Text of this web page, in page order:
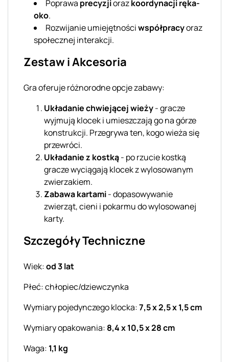
Poprawa precyzjiorazkoordynacji ręka-
oko.
Rozwijanie umiejętnościwspółpracyoraz
społecznej interakcji.
Zestaw i Akcesoria
Gra oferuje różnorodne opcje zabawy:
Układanie chwiejącej wieży- gracze
wyjmują klocek i umieszczają go na górze
konstrukcji. Przegrywa ten, kogo wieża się
przewróci.
Układanie z kostką- po rzucie kostką
gracze wyciągają klocek z wylosowanym
zwierzakiem.
Zabawa kartami- dopasowywanie
zwierząt, cieni i pokarmu do wylosowanej
karty.
Szczegóły Techniczne
Wiek:od 3 lat
Płeć: chłopiec/dziewczynka
Wymiary pojedynczego klocka:7,5 x 2,5 x 1,5 cm
Wymiary opakowania: 8,4 x 10,5 x 28 cm
Waga: 1,1 kg